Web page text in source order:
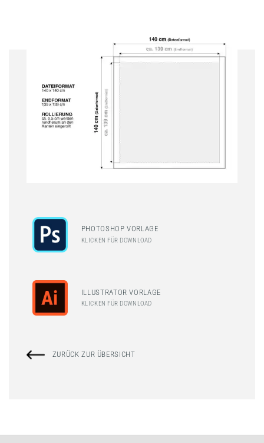
PHOTOSHOP VORLAGE
KLICKEN FÜR DOWNLOAD
ILLUSTRATOR VORLAGE
KLICKEN FÜR DOWNLOAD
ZURÜCK ZUR ÜBERSICHT